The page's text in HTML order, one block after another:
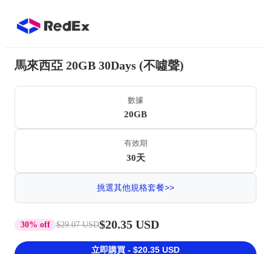
馬來西亞 20GB 30Days (不噓聲)
數據
20GB
有效期
30天
挑選其他規格套餐>>
30% off $29.07 USD$20.35 USD
立即購買 - $20.35 USD